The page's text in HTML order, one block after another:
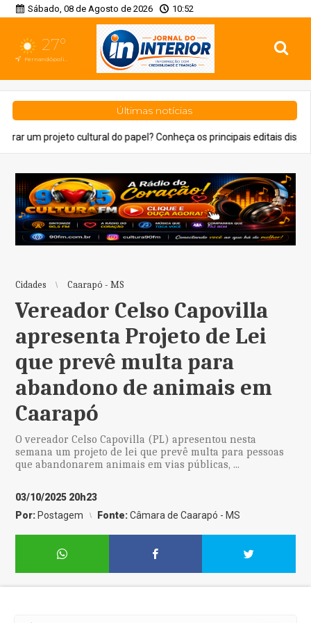
Sábado, 08 de Agosto de 2026 10:52
27°
Fernandópolis, SP
Últimas notícias
do papel? Conheça os principais editais disponíveis em São Paulo
Cidades Caarapó - MS
Vereador Celso Capovilla
apresenta Projeto de Lei
que prevê multa para
abandono de animais em
Caarapó
O vereador Celso Capovilla (PL) apresentou nesta
semana um projeto de lei que prevê multa para pessoas
que abandonarem animais em vias públicas, ...
03/10/2025 20h23
Por: Postagem Fonte:Câmara de Caarapó - MS